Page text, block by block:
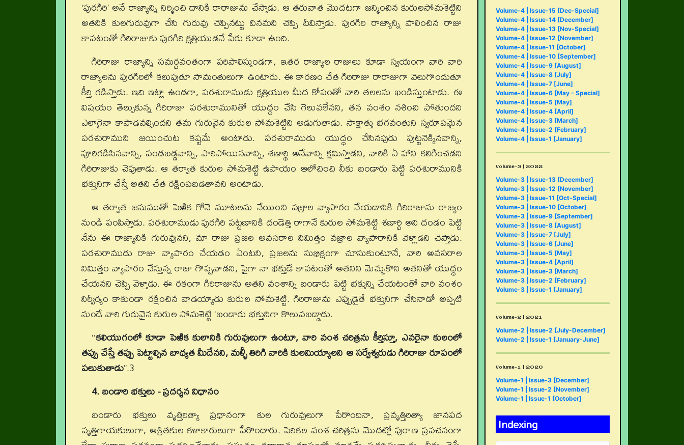
‘పురగిరి’ అనే రాజ్యాన్ని నిర్మించి దానికి రారాజును చేస్తాడు. ఆ తరువాత మొదటగా జన్మించిన కురులసోమశెట్టిని
అతనికి కులగురువుగా చేసి గురువు చెప్పినట్టు వినమని చెప్పి దీవిస్తాడు. పురగిరి రాజ్యాన్ని పాలించిన రాజు
కావటంతో గిరిరాజుకు పురగిరి క్షత్రియుడనే పేరు కూడా ఉంది.
గిరిరాజు రాజ్యాన్ని సమర్ధవంతంగా పరిపాలిస్తుండగా, ఇతర రాజ్యాల రాజులు కూడా స్వయంగా వారి వారి
రాజ్యాలను పురగిరిలో కలుపుతూ సామంతులుగా ఉంటారు. ఈ కారణం చేత గిరిరాజు రారాజుగా వెలుగొందుతూ
కీర్తి గడిస్తాడు. ఇది ఇట్లా ఉండగా, పరశురాముడు క్షత్రియుల మీద కోపంతో వారి తలలను ఖండిస్తుంటాడు. ఈ
విషయం తెల్సుకున్న గిరిరాజు పరశురామునితో యుద్ధం చేసి గెలువలేనని, తన వంశం నశించి పోతుందని
ఎలాగైనా కాపాడవల్సిందని తమ గురువైన కురుల సోమశెట్టిని అడుగుతాడు. సాక్షాత్తు భగవంతుని స్వరూపమైన
పరశురాముని జయించుట కష్టమే అంటాడు. పరశురాముడు యుద్ధం చేసినపుడు పుట్టనెక్కినవాన్ని,
పూరిగడిసినవాన్ని, పండబడ్డవాన్ని, పారిపోయినవాన్ని, శణార్థి అనేవాన్ని క్షమిస్తాడని, వారికి ఏ హాని కలిగించడని
గిరిరాజుకు చెపుతాడు. ఆ తర్వాత కురుల సోమశెట్టి ఉపాయం ఆలోచించి నీకు బండారు పెట్టి పరశురామునికి
భక్తునిగా చేస్తే అతని చేత రక్షింపబడతావని అంటాడు.
ఆ తర్వాత జనుముతో పెఱిక గోనె మూటలను చేయించి వజ్రాల వ్యాపారం చేయడానికి గిరిరాజును రాజ్యం
నుండి పంపిస్తాడు. పరశురాముడు పురగిరి పట్టణానికి దండెత్తి రాగానే కురుల సోమశెట్టి శణార్థి అని దండం పెట్టి
నేను ఈ రాజ్యానికి గురువునని, మా రాజు ప్రజల అవసరాల నిమిత్తం వజ్రాల వ్యాపారానికి వెళ్లాడని చెప్తాడు.
పరశురాముడు రాజు వ్యాపారం చేయడం ఏంటని, ప్రజలను సుభిక్షంగా చూసుకుంటూనే, వారి అవసరాల
నిమిత్తం వ్యాపారం చేస్తున్న రాజు గొప్పవాడని, పైగా నా భక్తుడే కావటంతో అతనిని మెచ్చుకొని అతనితో యుద్ధం
చేయనని చెప్పి వెళ్తాడు. ఈ రకంగా గిరిరాజును అతని వంశాన్ని బండారు పెట్టి భక్తున్ని చేయటంతో వారి వంశం
నిర్వీర్యం కాకుండా రక్షించిన వాడయ్యాడు కురుల సోమశెట్టి. గిరిరాజును ఎప్పుడైతే భక్తునిగా చేసినాడో అప్పటి
నుండే వారి గురువైన కురుల సోమశెట్టి ‘బండారు భక్తునిగా కొలువబడ్డాడు.
‘‘కలియుగంలో కూడా పెఱిక కులానికి గురువులుగా ఉంటూ, వారి వంశ చరిత్రను కీర్తిస్తూ, ఎవరైనా కులంలో
తప్పు చేస్తే తప్పు పెట్టాల్సిన బాధ్యత మీదేనని, మళ్ళీ తిరిగి వారికి కులమియ్యాలని ఆ సర్వేశ్వరుడు గిరిరాజు రూపంలో
పలుకుతాడు’’.3
4. బండారి భక్తులు - ప్రదర్శన విధానం
బండారు భక్తులు వృత్తిరిత్యా ప్రధానంగా కుల గురువులుగా పేరొందినా, ప్రవృత్తిరిత్యా జానపద
వృత్తిగాయకులుగా, ఆశ్రితకుల కళాకారులుగా పేరొందారు. పెరికల వంశ చరిత్రను మొదట్లో పురాణ ప్రవచనంగా
Volume-4 | Issue-15 [Dec-Special]
Volume-4 | Issue-14 [December]
Volume-4 | Issue-13 [Nov-Special]
Volume-4 | Issue-12 [November]
Volume-4 | Issue-11 [October]
Volume-4 | Issue-10 [September]
Volume-4 | Issue-9 [August]
Volume-4 | Issue-8 [July]
Volume-4 | Issue-7 [June]
Volume-4 | Issue-6 [May - Special]
Volume-4 | Issue-5 [May]
Volume-4 | Issue-4 [April]
Volume-4 | Issue-3 [March]
Volume-4 | Issue-2 [February]
Volume-4 | Issue-1 [January]
Volume-3 | 2022
Volume-3 | Issue-13 [December]
Volume-3 | Issue-12 [November]
Volume-3 | Issue-11 [Oct-Special]
Volume-3 | Issue-10 [October]
Volume-3 | Issue-9 [September]
Volume-3 | Issue-8 [August]
Volume-3 | Issue-7 [July]
Volume-3 | Issue-6 [June]
Volume-3 | Issue-5 [May]
Volume-3 | Issue-4 [April]
Volume-3 | Issue-3 [March]
Volume-3 | Issue-2 [February]
Volume-3 | Issue-1 [January]
Volume-2 | 2021
Volume-2 | Issue-2 [July-December]
Volume-2 | Issue-1 [January-June]
Volume-1 | 2020
Volume-1 | Issue-3 [December]
Volume-1 | Issue-2 [November]
Volume-1 | Issue-1 [October]
Indexing